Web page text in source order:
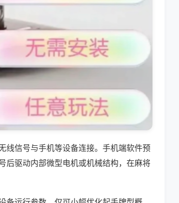
线信号与手机等设备连接。手机端软件预
后驱动内部微型电机或机械结构，在麻将